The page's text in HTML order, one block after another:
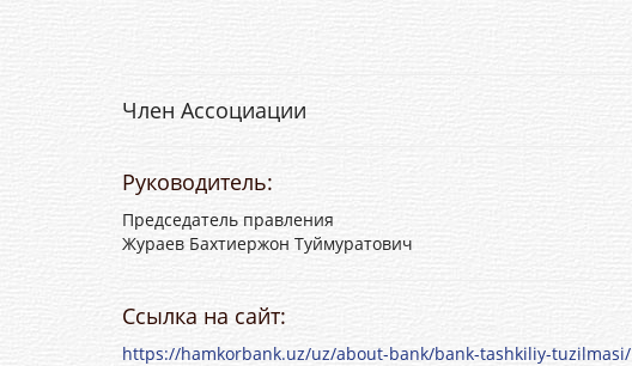
Член Ассоциации
Руководитель:
Председатель правления
Жураев Бахтиержон Туймуратович
Ссылка на сайт:
https://hamkorbank.uz/uz/about-bank/bank-tashkiliy-tuzilmasi/